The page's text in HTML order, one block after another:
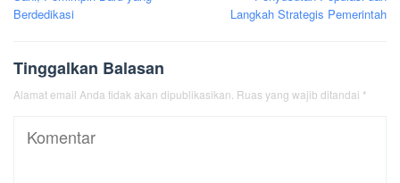
Berdedikasi
Langkah Strategis Pemerintah
Tinggalkan Balasan
Alamat email Anda tidak akan dipublikasikan. Ruas yang wajib ditandai *